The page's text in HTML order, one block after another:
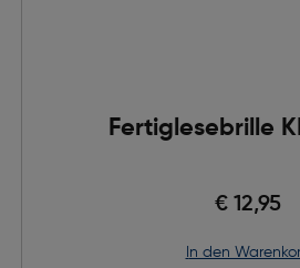
Fertiglesebrille
€ 12,95
in den